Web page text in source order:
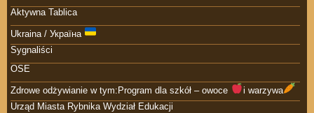
Aktywna Tablica
Ukraina / Україна
Sygnaliści
OSE
Zdrowe odżywianie w tym:Program dla szkół – owoce
i warzywa
Urząd Miasta Rybnika Wydział Edukacji